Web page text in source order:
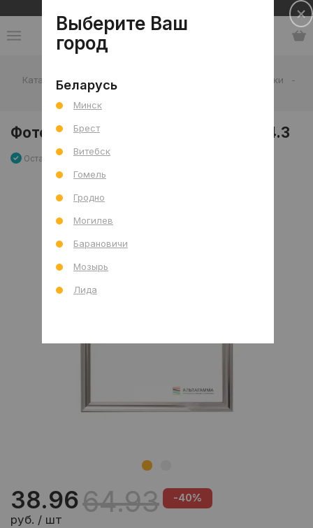
Каталог Фоторамки
-
Фоторамка Лондон 365-GM1, 42x54.3
Фоторамка Лондон 365-GM1, 42x54.3
Остаток 0 шт Артикул: 0000016688
38.96
руб. / шт
64.93 -40%
Выберите Ваш
город
Беларусь
Минск
Брест
Витебск
Гомель
Гродно
Могилев
Барановичи
Мозырь
Лида